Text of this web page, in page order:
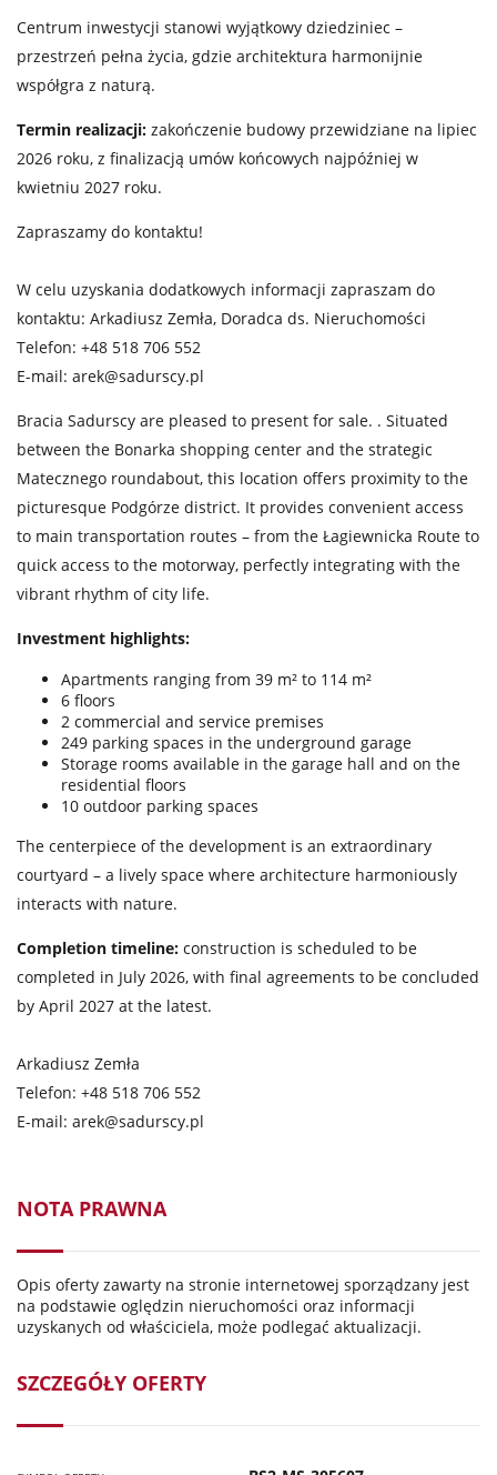
Centrum inwestycji stanowi wyjątkowy dziedziniec –
przestrzeń pełna życia, gdzie architektura harmonijnie
współgra z naturą.
Termin realizacji: zakończenie budowy przewidziane na lipiec
2026 roku, z finalizacją umów końcowych najpóźniej w
kwietniu 2027 roku.
Zapraszamy do kontaktu!
W celu uzyskania dodatkowych informacji zapraszam do
kontaktu: Arkadiusz Zemła, Doradca ds. Nieruchomości
Telefon: +48 518 706 552
E-mail: arek@sadurscy.pl
Bracia Sadurscy are pleased to present for sale. . Situated
between the Bonarka shopping center and the strategic
Matecznego roundabout, this location offers proximity to the
picturesque Podgórze district. It provides convenient access
to main transportation routes – from the Łagiewnicka Route to
quick access to the motorway, perfectly integrating with the
vibrant rhythm of city life.
Investment highlights:
Apartments ranging from 39 m² to 114 m²
6 floors
2 commercial and service premises
249 parking spaces in the underground garage
Storage rooms available in the garage hall and on the
residential floors
10 outdoor parking spaces
The centerpiece of the development is an extraordinary
courtyard – a lively space where architecture harmoniously
interacts with nature.
Completion timeline: construction is scheduled to be
completed in July 2026, with final agreements to be concluded
by April 2027 at the latest.
Arkadiusz Zemła
Telefon: +48 518 706 552
E-mail: arek@sadurscy.pl
NOTA PRAWNA
Opis oferty zawarty na stronie internetowej sporządzany jest
na podstawie oględzin nieruchomości oraz informacji
uzyskanych od właściciela, może podlegać aktualizacji.
SZCZEGÓŁY OFERTY